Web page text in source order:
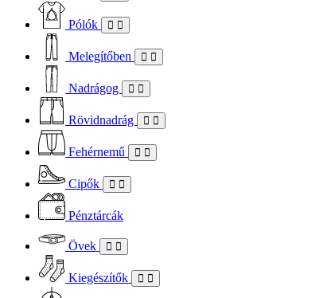
Pólók
Melegítőben
Nadrágog
Rövidnadrág
Fehérnemű
Cipők
Pénztárcák
Övek
Kiegészítők